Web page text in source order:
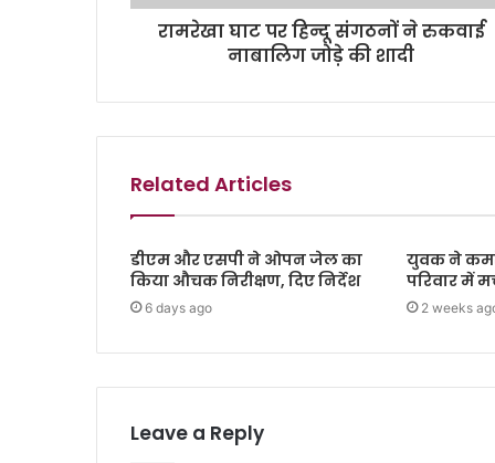
रामरेखा घाट पर हिन्दू संगठनों ने रुकवाई
नाबालिग जोड़े की शादी
Related Articles
डीएम और एसपी ने ओपन जेल का
किया औचक निरीक्षण, दिए निर्देश
6 days ago
युवक ने
परिवार में
2 weeks
Leave a Reply